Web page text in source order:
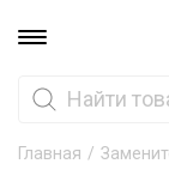
Главная /